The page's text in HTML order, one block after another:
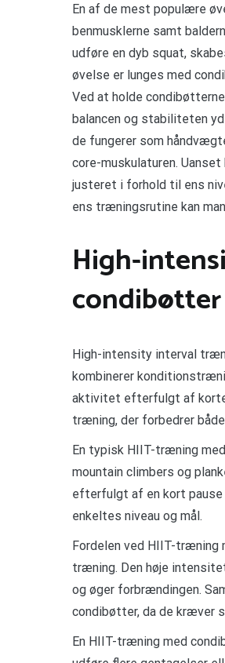
En af de mest populære
benmusklerne samt
udføre en dyb squat,
øvelse er lunges med
Ved at holde
balancen og stabiliteten
de fungerer som
core-muskulaturen.
justeret i forhold til ens
ens træningsrutine kan
High-
condibøtter
High-intensity interval
kombinerer
aktivitet efterfulgt af korte
træning, der forbedrer
En typisk HIIT-træning
mountain climbers og
efterfulgt af en kort pause
enkeltes niveau og mål.
Fordelen ved HIIT-
træning. Den høje
og øger forbrændingen.
condibøtter, da de kræver
En HIIT-træning med